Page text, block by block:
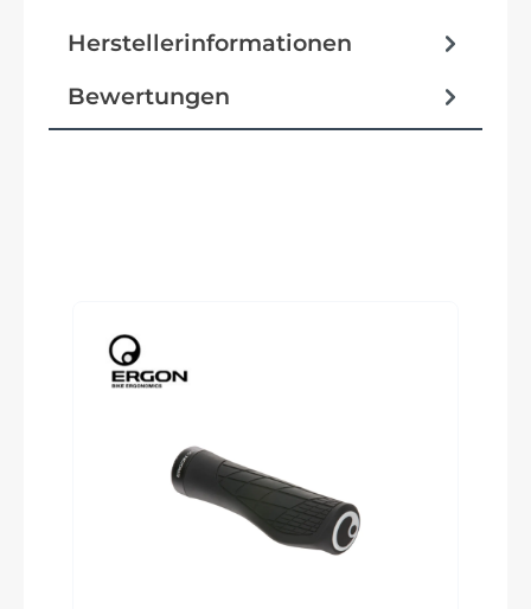
Größen Optionen des Herstellers
Kurbelgarnitur
Gates CDX Kurbelgarnitur
Herstellerinformationen
Bewertungen